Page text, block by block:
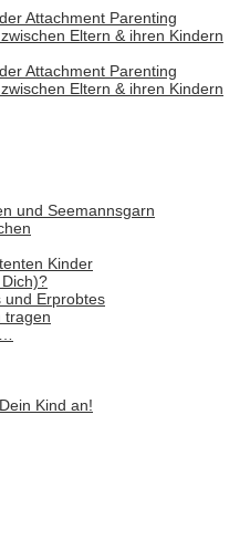
und Seemannsgarn
Kinder
und Erprobtes
tragen
Kind an!